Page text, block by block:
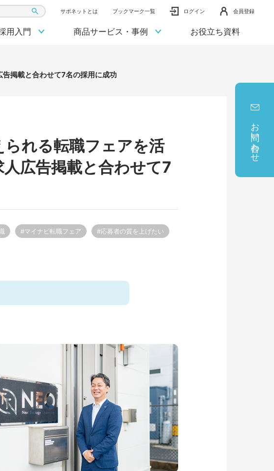
サポネットとは ブックマーク一覧 ログイン 会員登録
用入門 商品サービス・事例 お役立ち資料
お問い合わせ
掲載と合わせて7名の採用に成功
れる転職フェアを活
広告掲載と合わせて7
#マイナビ転職フェア #応募者の質を上げたい